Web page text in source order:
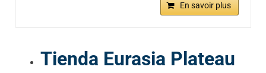
En savoir plus
Tienda Eurasia Plateau